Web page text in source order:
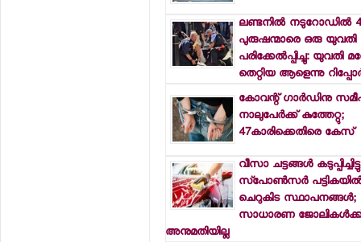
ലണ്ടനില്‍ നടുറോഡില്‍
പുരുഷന്മാരെ ഒരു യുവതി
പരിക്കേല്‍പ്പിച്ചു: യുവതി
തെറ്റിയ ആളെന്നു
കോവന്റ് ഗാര്‍ഡിനു
നാലുപേര്‍ക്ക് കുത്തേറ്റു;
47കാരിക്കെതിരെ കേസ്
വീസാ ചട്ടങ്ങള്‍
സ്‌പോണ്‍സര്‍ പട്ടികയില്‍
ചെറുകിട സ്ഥാപനങ്ങള്‍;
സാധാരണ
അനുമതിയില്ല